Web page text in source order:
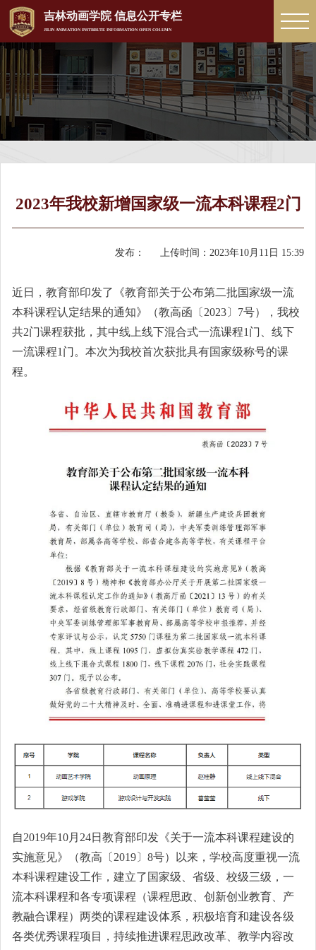
吉林动画学院 信息公开专栏
JILIN ANIMATION INSTRRUTE INFORMATION OPEN COLUMN
2023年我校新增国家级一流本科课程2门
上传时间： 2023年10月11日 15:39
发布：
近日，教育部印发了《教育部关于公布第二批国家级一流
本科课程认定结果的通知》（教高函〔2023〕7号），我校
共2门课程获批，其中线上线下混合式一流课程1门、线下
一流课程1门。本次为我校首次获批具有国家级称号的课
程。
自2019年10月24日教育部印发《关于一流本科课程建设的
实施意见》（教高〔2019〕8号）以来，学校高度重视一流
本科课程建设工作，建立了国家级、省级、校级三级，一
流本科课程和各专项课程（课程思政、创新创业教育、产
教融合课程）两类的课程建设体系，积极培育和建设各级
各类优秀课程项目，持续推进课程思政改革、教学内容改